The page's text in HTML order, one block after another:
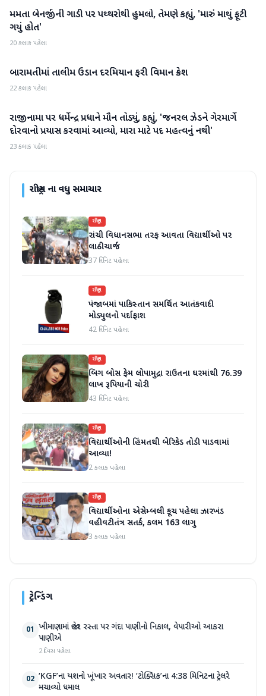
રાષ્ટ્રીય
મમતા બેનર્જીની ગાડી પર પથ્થરોથી હુમલો, તેમણે કહ્યું, 'મારું માથું ફૂટી
ગયું હોત'
20 કલાક પહેલા
રાષ્ટ્રીય
બારામતીમાં તાલીમ ઉડાન દરમિયાન ફરી વિમાન ક્રેશ
22 કલાક પહેલા
રાષ્ટ્રીય
રાજીનામા પર ધર્મેન્દ્ર પ્રધાને મૌન તોડ્યું, કહ્યું, 'જનરલ ઝેડને ગેરમાર્ગે
દોરવાનો પ્રયાસ કરવામાં આવ્યો, મારા માટે પદ મહત્વનું નથી'
23 કલાક પહેલા
રાષ્ટ્રીયના વધુ સમાચાર
રાષ્ટ્રીય
રાંચી વિધાનસભા તરફ આવતા વિદ્યાર્થીઓ પર
લાઠીચાર્જ
37 મિનિટ પહેલા
રાષ્ટ્રીય
પંજાબમાં પાકિસ્તાન સમર્થિત આતંકવાદી
મોડ્યુલનો પર્દાફાશ
42 મિનિટ પહેલા
રાષ્ટ્રીય
બિગ બોસ ફેમ લોપામુદ્રા રાઉતના ઘરમાંથી 76.39
લાખ રૂપિયાની ચોરી
43 મિનિટ પહેલા
રાષ્ટ્રીય
વિદ્યાર્થીઓની હિંમતથી બેરિકેડ તોડી પાડવામાં
આવ્યા!
2 કલાક પહેલા
રાષ્ટ્રીય
વિદ્યાર્થીઓના એસેમ્બલી કૂચ પહેલા ઝારખંડ
વહીવટીતંત્ર સતર્ક, કલમ 163 લાગુ
3 કલાક પહેલા
ટ્રેન્ડિંગ
01 ખીમાણામાં જાહેર રસ્તા પર ગંદા પાણીનો નિકાલ, વેપારીઓ આકરા
પાણીએ
2 દિવસ પહેલા
02 ‘KGF’ના યશનો ખૂંખાર અવતાર! ‘ટોક્સિક’ના 4:38 મિનિટના ટ્રેલરે
મચાવ્યો ધમાલ